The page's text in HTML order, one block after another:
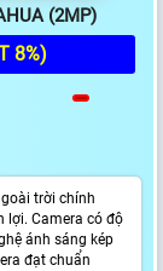
(2MP)
8%)
trời chính
lợi. Camera có độ
ánh sáng kép
đạt chuẩn